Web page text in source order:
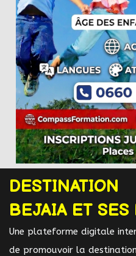
DESTINATION
BEJAIA ET SES
Une plateforme digitale
de promouvoir la